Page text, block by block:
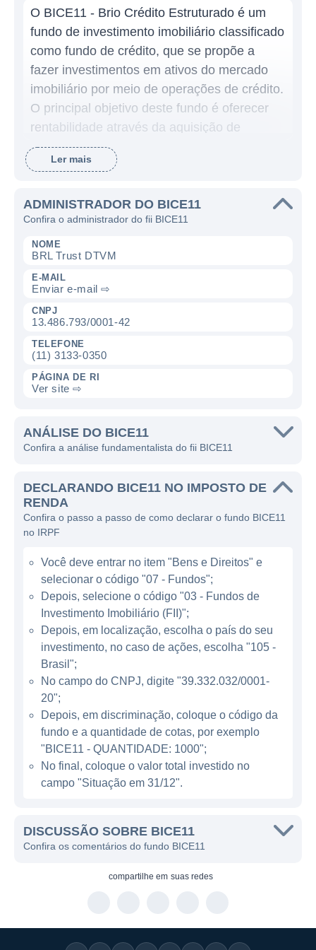
O BICE11 - Brio Crédito Estruturado é um
fundo de investimento imobiliário classificado
como fundo de crédito, que se propõe a
fazer investimentos em ativos do mercado
imobiliário por meio de operações de crédito.
O principal objetivo deste fundo é oferecer
rentabilidade através da aquisição de
créditos imobiliários com baixo risco e boa
rentabilidade.
em Certificados de Recebíveis Imobiliários
que estejam diretamente ligados ao setor
imobiliário. Os CRIs são instrumentos que
viabilizam o financiamento de
empreendimentos e operações no mercado
imobiliário, permitindo que os investidores
tenham acesso a uma rentabilidade atrelada
O BICE11 busca diversificar sua carteira,
outras aplicações relacionadas, com o intuito
de minimizar riscos e otimizar os retornos. A
em financiamentos que apresentem
garantias robustas e projeções sólidas,
contribuindo para a geração de rendimento
CARACTERÍSTICAS DO FII BICE11
O BICE11 tem como um de seus principais
objetivos oferecer aos investidores uma
forma de participação no setor imobiliário
através de crédito, permitindo que eles
desfrutem dos benefícios deste mercado
sem a necessidade de adquirir imóveis
diretamente. O fundo busca gerar retorno
através da rentabilidade dos ativos
financeiros que possui em carteira.
investimentos em outros títulos e papéis
relacionados ao mercado imobiliário, o que
carteira do fundo. Essa diversificação ajuda
O fundo foi criado para atender à demanda
Ler mais
ADMINISTRADOR DO BICE11
Confira o administrador do fii BICE11
NOME
BRL Trust DTVM
E-MAIL
Enviar e-mail ⇨
CNPJ
13.486.793/0001-42
TELEFONE
(11) 3133-0350
PÁGINA DE RI
Ver site ⇨
ANÁLISE DO BICE11
Confira a análise fundamentalista do fii BICE11
DECLARANDO BICE11 NO IMPOSTO DE
RENDA
Confira o passo a passo de como declarar o fundo BICE11
no IRPF
Você deve entrar no item "Bens e Direitos" e
selecionar o código "07 - Fundos";
Depois, selecione o código "03 - Fundos de
Investimento Imobiliário (FII)";
Depois, em localização, escolha o país do seu
investimento, no caso de ações, escolha "105 -
Brasil";
No campo do CNPJ, digite "39.332.032/0001-
20";
Depois, em discriminação, coloque o código da
fundo e a quantidade de cotas, por exemplo
"BICE11 - QUANTIDADE: 1000";
No final, coloque o valor total investido no
campo "Situação em 31/12".
DISCUSSÃO SOBRE BICE11
Confira os comentários do fundo BICE11
compartilhe em suas redes